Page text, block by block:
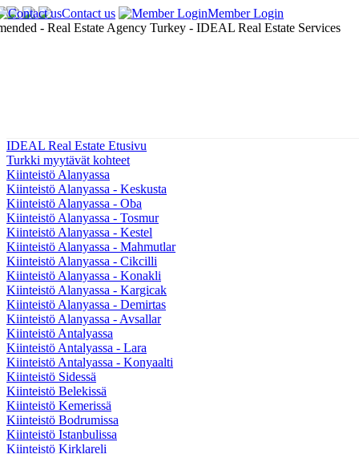
Contact us Member Login
IDEAL Real Estate Etusivu
Turkki myytävät kohteet
Kiinteistö Alanyassa
Kiinteistö Alanyassa - Keskusta
Kiinteistö Alanyassa - Oba
Kiinteistö Alanyassa - Tosmur
Kiinteistö Alanyassa - Kestel
Kiinteistö Alanyassa - Mahmutlar
Kiinteistö Alanyassa - Cikcilli
Kiinteistö Alanyassa - Konakli
Kiinteistö Alanyassa - Kargicak
Kiinteistö Alanyassa - Demirtas
Kiinteistö Alanyassa - Avsallar
Kiinteistö Antalyassa
Kiinteistö Antalyassa - Lara
Kiinteistö Antalyassa - Konyaalti
Kiinteistö Sidessä
Kiinteistö Belekissä
Kiinteistö Kemerissä
Kiinteistö Bodrumissa
Kiinteistö Istanbulissa
Kiinteistö Kirklareli